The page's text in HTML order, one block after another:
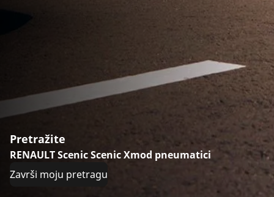
Pretražite
RENAULT Scenic Scenic Xmod pneumatici
Završi moju pretragu